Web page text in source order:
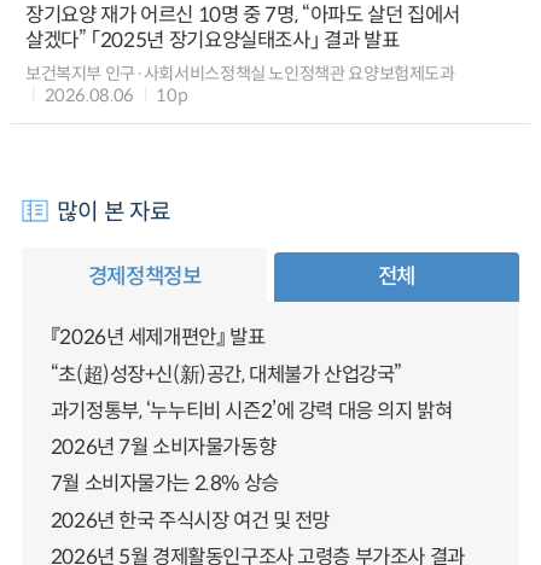
장기요양 재가 어르신 10명 중 7명, “아파도 살던 집에서
살겠다” 「2025년 장기요양실태조사」 결과 발표
보건복지부 인구·사회서비스정책실 노인정책관 요양보험제도과
2026.08.06
10p
많이 본 자료
경제정책정보 전체
『2026년 세제개편안』 발표
“초(超)성장+신(新)공간, 대체불가 산업강국”
과기정통부, ‘누누티비 시즌2’에 강력 대응 의지 밝혀
2026년 7월 소비자물가동향
7월 소비자물가는 2.8% 상승
2026년 한국 주식시장 여건 및 전망
2026년 5월 경제활동인구조사 고령층 부가조사 결과